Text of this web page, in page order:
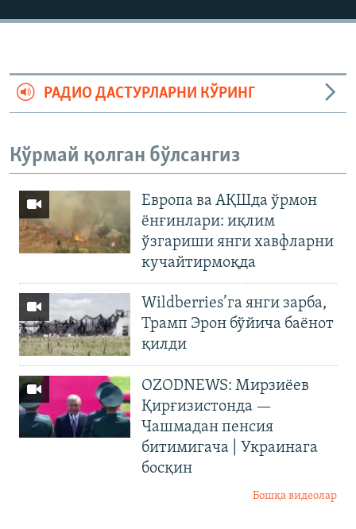
РАДИО ДАСТУРЛАРНИ КЎРИНГ
Кўрмай қолган бўлсангиз
Европа ва АҚШда ўрмон
ёнғинлари: иқлим
ўзгариши янги хавфларни
кучайтирмоқда
Wildberries’га янги зарба,
Трамп Эрон бўйича баёнот
қилди
OZODNEWS: Мирзиёев
Қирғизистонда —
Чашмадан пенсия
битимигача | Украинага
босқин
Бошқа видеолар